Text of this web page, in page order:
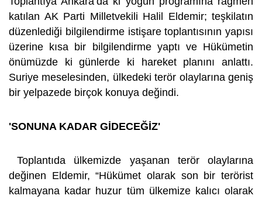
katılan AK Parti Milletvekili Halil Eldemir; teşkilatın
düzenlediği bilgilendirme istişare toplantısının yapısı
üzerine kısa bir bilgilendirme yaptı ve Hükümetin
önümüzde ki günlerde ki hareket planını anlattı.
Suriye meselesinden, ülkedeki terör olaylarına geniş
bir yelpazede birçok konuya değindi.
'SONUNA KADAR GİDECEĞİZ'
Toplantıda ülkemizde yaşanan terör olaylarına
değinen Eldemir, “Hükümet olarak son bir terörist
kalmayana kadar huzur tüm ülkemize kalıcı olarak